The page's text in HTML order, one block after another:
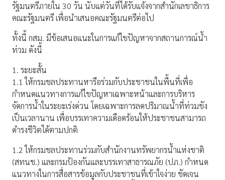
รัฐมนตรีภายใน 30 วัน นับแต่วันที่ได้รับแจ้งจากสำนักเลขาธิการ
คณะรัฐมนตรี เพื่อนำเสนอคณะรัฐมนตรีต่อไป
ทั้งนี้ กสม. มีข้อเสนอแนะในการแก้ไขปัญหาจากสถานการณ์น้ำ
ท่วม ดังนี้
1. ระยะสั้น
1.1 ให้กรมชลประทานหารือร่วมกับประชาชนในพื้นที่เพื่อ
กำหนดแนวทางการแก้ไขปัญหาเฉพาะหน้าและการบริหาร
จัดการน้ำในระยะเร่งด่วน โดยเฉพาะการลดปริมาณน้ำที่ท่วมขัง
เป็นเวลานาน เพื่อบรรเทาความเดือดร้อนให้ประชาชนสามารถ
ดำรงชีวิตได้ตามปกติ
1.2 ให้กรมชลประทานร่วมกับสำนักงานทรัพยากรน้ำแห่งชาติ
(สทนช.) และกรมป้องกันและบรรเทาสาธารณภัย (ปภ.) กำหนด
แนวทางในการสื่อสารข้อมูลกับประชาชนที่เข้าใจง่าย ชัดเจน